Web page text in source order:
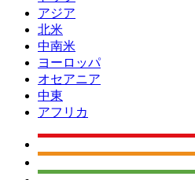
アジア
北米
中南米
ヨーロッパ
オセアニア
中東
アフリカ